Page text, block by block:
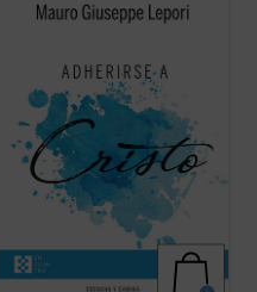
y caminarecoge un nuevo ciclo de
meditaciones que, siguiendo el estilo
sobre si Jesucristo es la alegría de ...